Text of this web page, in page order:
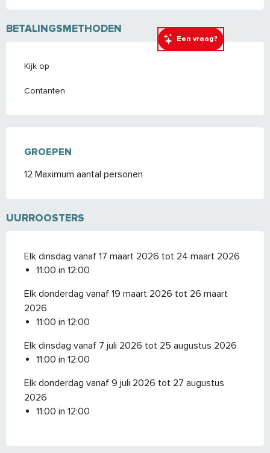
Een vraag?
BETALINGSMETHODEN
Kijk op
Contanten
GROEPEN
GROEPEN
12 Maximum aantal personen
UURROOSTERS
Elk dinsdag vanaf 17 maart 2026 tot 24 maart 2026
11:00 in 12:00
Elk donderdag vanaf 19 maart 2026 tot 26 maart
2026
11:00 in 12:00
Elk dinsdag vanaf 7 juli 2026 tot 25 augustus 2026
11:00 in 12:00
Elk donderdag vanaf 9 juli 2026 tot 27 augustus
2026
11:00 in 12:00